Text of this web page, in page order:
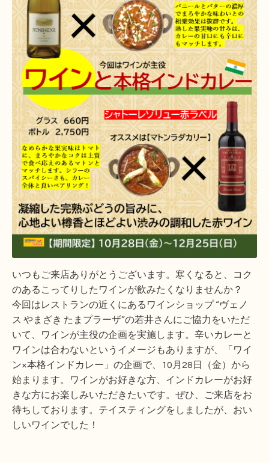
いつもご来店ありがとうございます。寒くなると、コク
のあるこってりしたワインが飲みたくなりませんか？
今回はレストランの近くにあるワインショップ “ヴェノ
ス やまざき たまプラーザ”の若井さんにご協力をいただ
いて、ワインが主役の企画を実施します。辛いカレーと
ワインは合わないというイメージもありますが、「ワイ
ン×本格インドカレー」の企画で、10月28日（金）から
始まります。ワインがお好きな方、インドカレーがお好
きな方にお楽しみいただきたいです。ぜひ、ご来店をお
待ちしております。テイスティングをしましたが、おい
しいワインでした！